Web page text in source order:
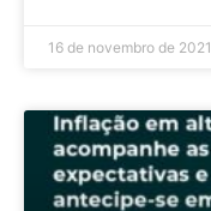
16 de novembro de 2021